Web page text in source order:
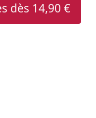
dès 14,90 €